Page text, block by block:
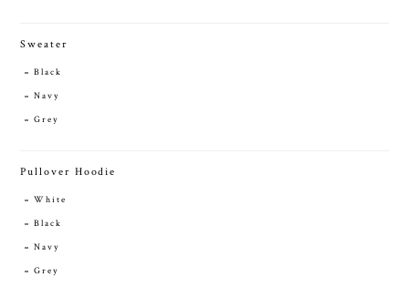
Sweater
Black
Navy
Grey
Pullover Hoodie
White
Black
Navy
Grey